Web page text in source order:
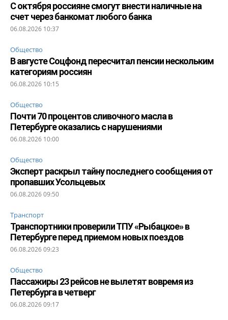
С октября россияне смогут внести наличные на
счет через банкомат любого банка
06.08.2026 10:37
Общество
В августе Соцфонд пересчитал пенсии нескольким
категориям россиян
06.08.2026 10:15
Общество
Почти 70 процентов сливочного масла в
Петербурге оказались с нарушениями
06.08.2026 10:00
Общество
Эксперт раскрыл тайну последнего сообщения от
пропавших Усольцевых
06.08.2026 09:50
Транспорт
Транспортники проверили ТПУ «Рыбацкое» в
Петербурге перед приемом новых поездов
06.08.2026 09:23
Общество
Пассажиры 23 рейсов не вылетят вовремя из
Петербурга в четверг
06.08.2026 09:17